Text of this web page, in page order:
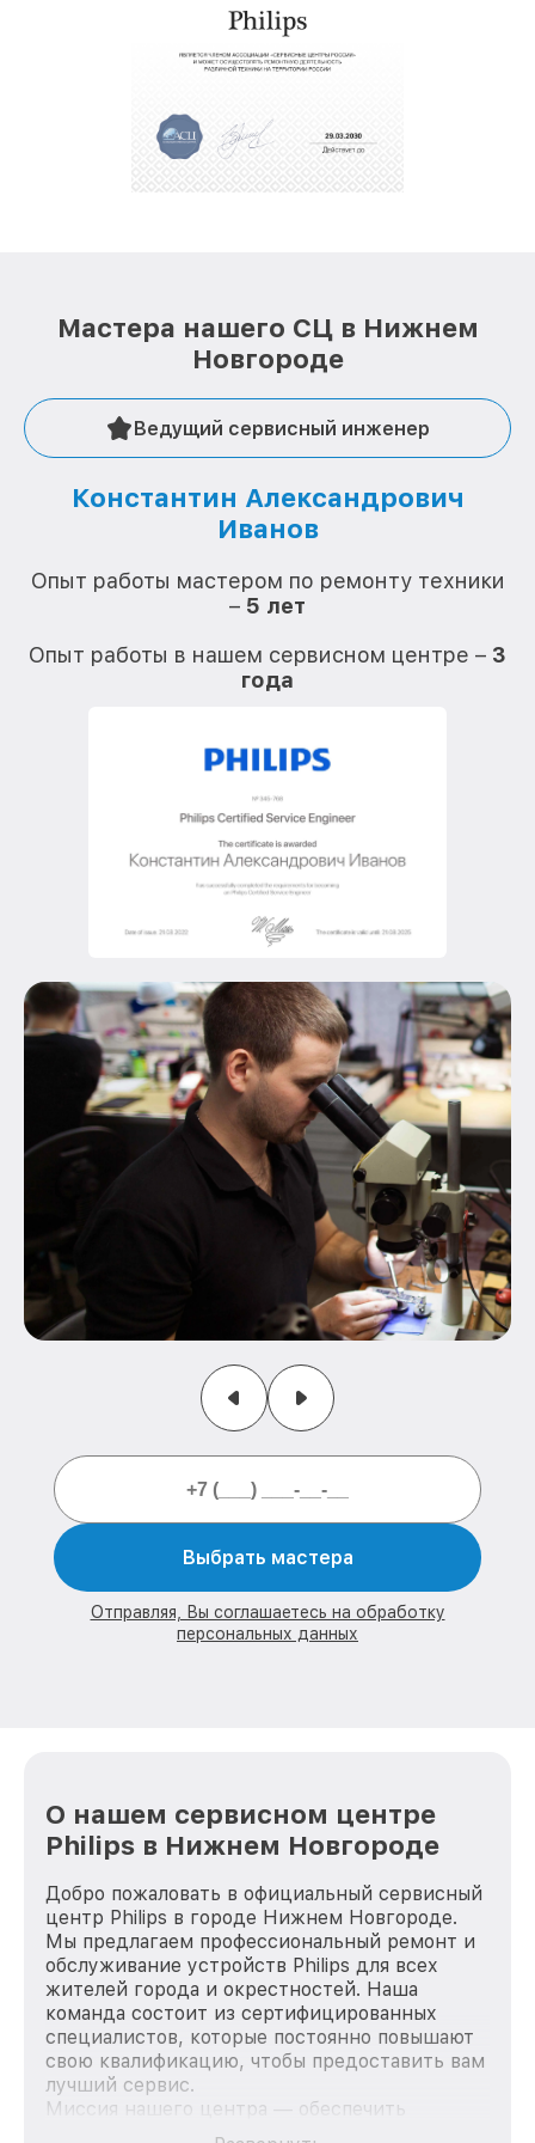
восстановительных работ;
услуги курьера для владельцев
крупногабаритной техники, которые
обеспечат доставку устройств в сервис в
За годы своей деятельности мы получали только
положительные отзывы и обрели отличную
стараемся каждый день делать наш сервис еще
Мастера нашего СЦ в Нижнем
Новгороде
Ведущий сервисный инженер
Константин Александрович
Иванов
Опыт работы мастером по ремонту техники
– 5 лет
Опыт работы в нашем сервисном центре – 3
года
Выбрать мастера
Отправляя, Вы соглашаетесь на обработку
персональных данных
О нашем сервисном центре
Philips в Нижнем Новгороде
Добро пожаловать в официальный сервисный
центр Philips в городе Нижнем Новгороде.
Мы предлагаем профессиональный ремонт и
обслуживание устройств Philips для всех
жителей города и окрестностей. Наша
команда состоит из сертифицированных
специалистов, которые постоянно повышают
свою квалификацию, чтобы предоставить вам
лучший сервис.
Миссия нашего центра — обеспечить
качественный и доступный ремонт для